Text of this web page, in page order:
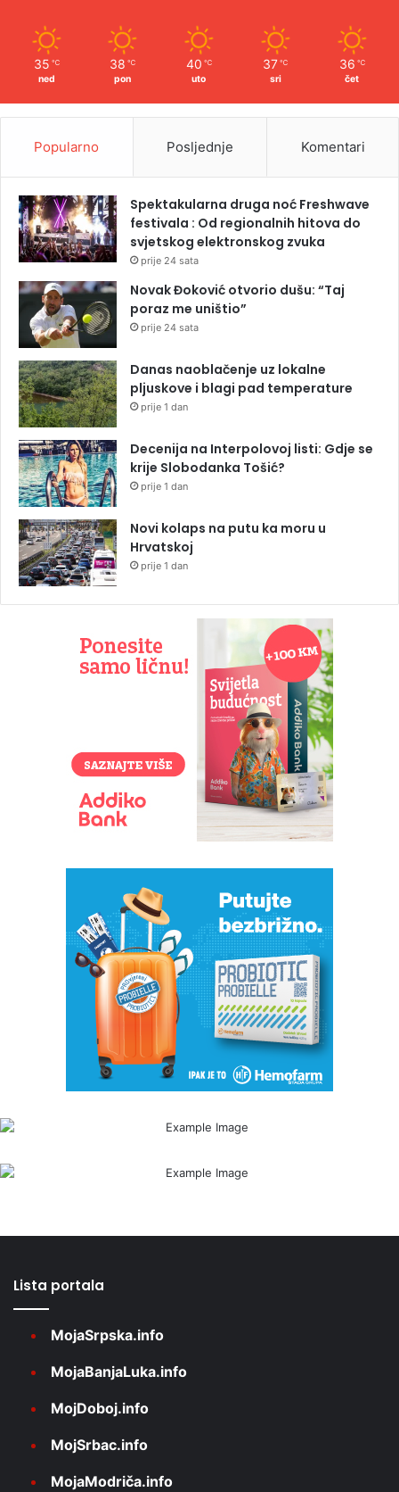
35 ℃
ned
38 ℃
pon
40 ℃
uto
37 ℃
sri
36 ℃
čet
Popularno Posljednje Komentari
Spektakularna druga noć Freshwave
festivala : Od regionalnih hitova do
svjetskog elektronskog zvuka
prije 24 sata
Novak Đoković otvorio dušu: “Taj
poraz me uništio”
prije 24 sata
Danas naoblačenje uz lokalne
pljuskove i blagi pad temperature
prije 1 dan
Decenija na Interpolovoj listi: Gdje se
krije Slobodanka Tošić?
prije 1 dan
Novi kolaps na putu ka moru u
Hrvatskoj
prije 1 dan
Lista portala
MojaSrpska.info
MojaBanjaLuka.info
MojDoboj.info
MojSrbac.info
MojaModriča.info